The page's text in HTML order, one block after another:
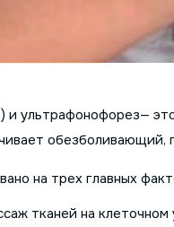
и ультрафонофорез—
на трех главных
тканей на